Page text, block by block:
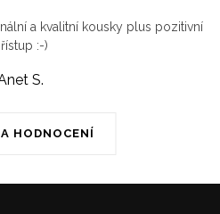
HODNOCENÍ
a kvalitní kousky plus pozitivní
:-)
S.